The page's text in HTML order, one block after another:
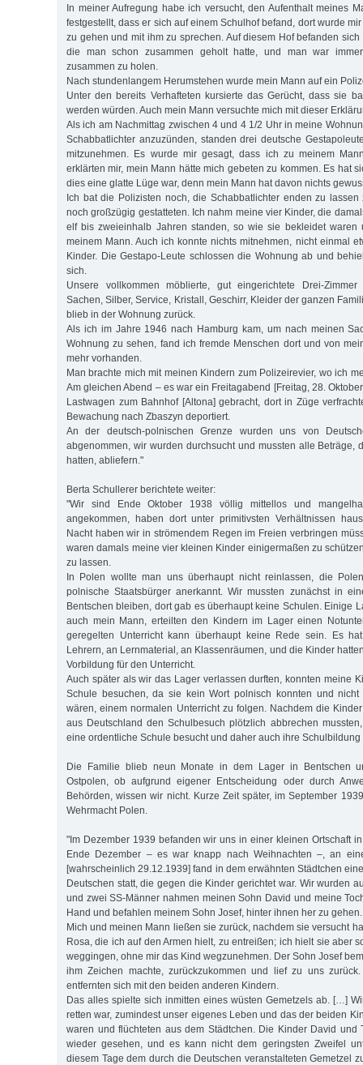
In meiner Aufregung habe ich versucht, den Aufenthalt meines
festgestellt, dass er sich auf einem Schulhof befand, dort wurde
zu gehen und mit ihm zu sprechen. Auf diesem Hof befanden
die man schon zusammen geholt hatte, und man war
zusammen zu holen.
Nach stundenlangem Herumstehen wurde mein Mann auf ein
Unter den bereits Verhafteten kursierte das Gerücht, dass sie
werden würden. Auch mein Mann versuchte mich mit dieser
Als ich am Nachmittag zwischen 4 und 4 1/2 Uhr in meine
Schabbatlichter anzuzünden, standen drei deutsche
mitzunehmen. Es wurde mir gesagt, dass ich zu meinem
erklärten mir, mein Mann hätte mich gebeten zu kommen. Es hat
dies eine glatte Lüge war, denn mein Mann hat davon nichts
Ich bat die Polizisten noch, die Schabbatlichter enden zu
noch großzügig gestatteten. Ich nahm meine vier Kinder, die
elf bis zweieinhalb Jahren standen, so wie sie bekleidet
meinem Mann. Auch ich konnte nichts mitnehmen, nicht einmal
Kinder. Die Gestapo-Leute schlossen die Wohnung ab und
sich.
Unsere vollkommen möblierte, gut eingerichtete Drei-
Sachen, Silber, Service, Kristall, Geschirr, Kleider der ganzen
blieb in der Wohnung zurück.
Als ich im Jahre 1946 nach Hamburg kam, um nach meinen
Wohnung zu sehen, fand ich fremde Menschen dort und von
mehr vorhanden.
Man brachte mich mit meinen Kindern zum Polizeirevier, wo ich
Am gleichen Abend – es war ein Freitagabend [Freitag, 28.
Lastwagen zum Bahnhof [Altona] gebracht, dort in Züge
Bewachung nach Zbaszyn deportiert.
An der deutsch-polnischen Grenze wurden uns von
abgenommen, wir wurden durchsucht und mussten alle Beträge,
hatten, abliefern."
Berta Schullerer berichtete weiter:
"Wir sind Ende Oktober 1938 völlig mittellos und
angekommen, haben dort unter primitivsten Verhältnissen
Nacht haben wir in strömendem Regen im Freien verbringen
waren damals meine vier kleinen Kinder einigermaßen zu
zu lassen.
In Polen wollte man uns überhaupt nicht reinlassen, die
polnische Staatsbürger anerkannt. Wir mussten zunächst in
Bentschen bleiben, dort gab es überhaupt keine Schulen. Einige
auch mein Mann, erteilten den Kindern im Lager einen
geregelten Unterricht kann überhaupt keine Rede sein. Es
Lehrern, an Lernmaterial, an Klassenräumen, und die Kinder
Vorbildung für den Unterricht.
Auch später als wir das Lager verlassen durften, konnten meine
Schule besuchen, da sie kein Wort polnisch konnten und
wären, einem normalen Unterricht zu folgen. Nachdem die
aus Deutschland den Schulbesuch plötzlich abbrechen
eine ordentliche Schule besucht und daher auch ihre Schulbildung
Die Familie blieb neun Monate in dem Lager in Bentschen
Ostpolen, ob aufgrund eigener Entscheidung oder durch
Behörden, wissen wir nicht. Kurze Zeit später, im September
Wehrmacht Polen.
"Im Dezember 1939 befanden wir uns in einer kleinen Ortschaft
Ende Dezember – es war knapp nach Weihnachten –, an
[wahrscheinlich 29.12.1939] fand in dem erwähnten Städtchen
Deutschen statt, die gegen die Kinder gerichtet war. Wir wurden
und zwei SS-Männer nahmen meinen Sohn David und meine
Hand und befahlen meinem Sohn Josef, hinter ihnen her zu gehen.
Mich und meinen Mann ließen sie zurück, nachdem sie versucht
Rosa, die ich auf den Armen hielt, zu entreißen; ich hielt sie aber
weggingen, ohne mir das Kind wegzunehmen. Der Sohn Josef
ihm Zeichen machte, zurückzukommen und lief zu uns
entfernten sich mit den beiden anderen Kindern.
Das alles spielte sich inmitten eines wüsten Gemetzels ab. […]
retten war, zumindest unser eigenes Leben und das der beiden
waren und flüchteten aus dem Städtchen. Die Kinder David und
wieder gesehen, und es kann nicht dem geringsten Zweifel
diesem Tage dem durch die Deutschen veranstalteten Gemetzel